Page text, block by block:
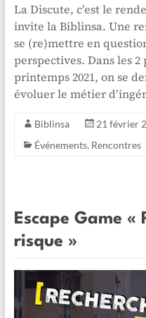
La Discute, c’est le
invite la Biblinsa. Une
se (re)mettre en
perspectives. Dans les
printemps 2021, on se
évoluer le métier
Biblinsa
21 février
Événements, Rencontres
Escape Game «
risque »